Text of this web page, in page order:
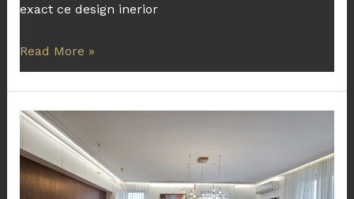
exact ce design inerior
Read More »
Ghid
Complet
pentru
Design